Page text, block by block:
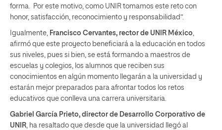
forma. Por este motivo, como UNIR tomamos este reto con
honor, satisfacción, reconocimiento y responsabilidad”.
Igualmente, Francisco Cervantes, rector de UNIR México,
afirmó que este proyecto beneficiará a la educación en todos
sus niveles, pues si bien, se está formando a maestros de
escuelas y colegios, los alumnos que reciben sus
conocimientos en algún momento llegarán a la universidad y
estarán mejor preparados para afrontar todos los retos
educativos que conlleva una carrera universitaria.
Gabriel García Prieto, director de Desarrollo Corporativo de
UNIR, ha resaltado que desde que la universidad llegó al